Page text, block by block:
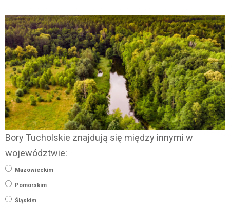
Bory Tucholskie znajdują się między innymi w
województwie:
Mazowieckim
Pomorskim
Śląskim